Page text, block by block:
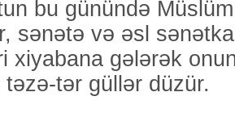
bu günündə
sənətə və əsl
xiyabana gələrək
tər güllər düzür.